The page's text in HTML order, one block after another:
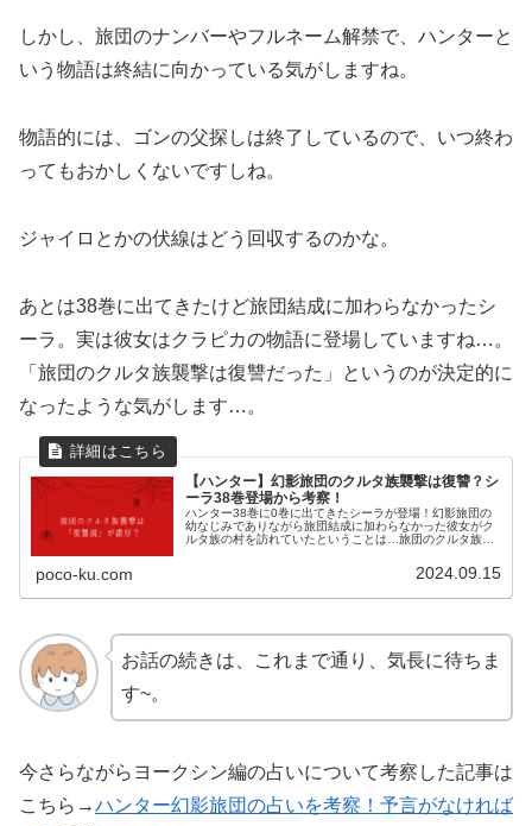
しかし、旅団のナンバーやフルネーム解禁で、ハンターと
いう物語は終結に向かっている気がしますね。
物語的には、ゴンの父探しは終了しているので、いつ終わ
ってもおかしくないですしね。
ジャイロとかの伏線はどう回収するのかな。
あとは38巻に出てきたけど旅団結成に加わらなかったシ
ーラ。実は彼女はクラピカの物語に登場していますね…。
「旅団のクルタ族襲撃は復讐だった」というのが決定的に
なったような気がします…。
【ハンター】幻影旅団のクルタ族襲撃は復讐？シ
ーラ38巻登場から考察！
ハンター38巻に0巻に出てきたシーラが登場！幻影旅団の
幼なじみでありながら旅団結成に加わらなかった彼女がク
ルタ族の村を訪れていたということは…旅団のクルタ族襲
poco-ku.com 2024.09.15
お話の続きは、これまで通り、気長に待ちま
す~。
今さらながらヨークシン編の占いについて考察した記事は
こちら→ハンター幻影旅団の占いを考察！予言がなければ